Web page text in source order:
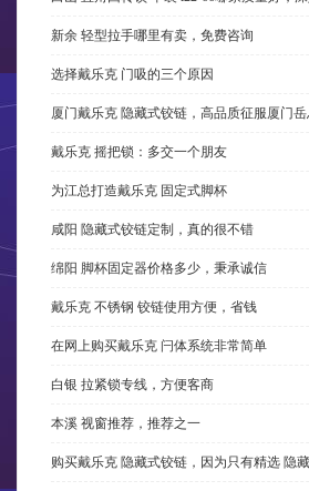
新余 轻型拉手哪里有卖，免费咨询
选择戴乐克 门吸的三个原因
厦门戴乐克 隐藏式铰链，高品质征服厦门
戴乐克 摇把锁：多交一个朋友
为江总打造戴乐克 固定式脚杯
咸阳 隐藏式铰链定制，真的很不错
绵阳 脚杯固定器价格多少，秉承诚信
戴乐克 不锈钢 铰链使用方便，省钱
在网上购买戴乐克 闩体系统非常简单
白银 拉紧锁专线，方便客商
本溪 视窗推荐，推荐之一
购买戴乐克 隐藏式铰链，因为只有精选 隐